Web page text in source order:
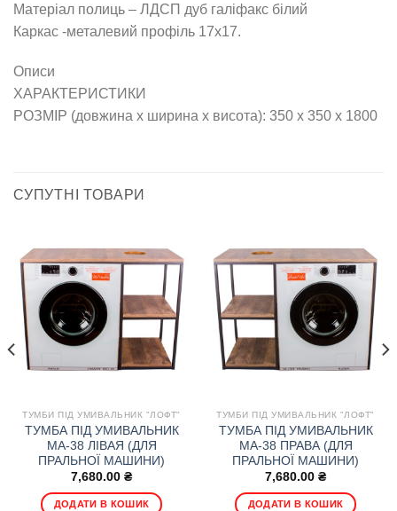
Матеріал полиць – ЛДСП дуб галіфакс білий
Каркас -металевий профіль 17х17.
Описи
ХАРАКТЕРИСТИКИ
РОЗМІР (довжина х ширина х висота): 350 х 350 х 1800
СУПУТНІ ТОВАРИ
ТУМБИ ПІД УМИВАЛЬНИК "ЛОФТ"
ТУМБА ПІД УМИВАЛЬНИК
МА-38 ЛІВАЯ (ДЛЯ
ПРАЛЬНОЇ МАШИНИ)
7,680.00 ₴
ДОДАТИ В КОШИК
ТУМБИ ПІД УМИВАЛЬНИК "ЛОФТ"
ТУМБА ПІД УМИВАЛЬНИК
МА-38 ПРАВА (ДЛЯ
ПРАЛЬНОЇ МАШИНИ)
7,680.00 ₴
ДОДАТИ В КОШИК